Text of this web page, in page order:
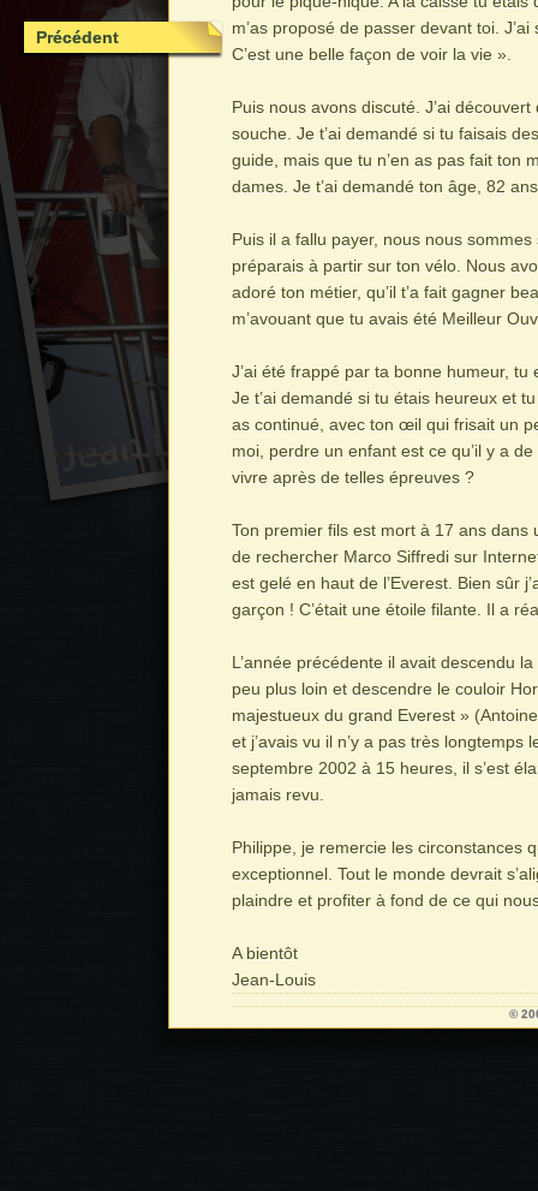
m’as proposé de passer devant toi.
C’est une belle façon de voir la vie ».
Puis nous avons discuté. J’ai
souche. Je t’ai demandé si tu faisais
guide, mais que tu n’en as pas fait ton
dames. Je t’ai demandé ton âge, 82
Puis il a fallu payer, nous nous
préparais à partir sur ton vélo. Nous
adoré ton métier, qu’il t’a fait gagner
m’avouant que tu avais été Meilleur
J’ai été frappé par ta bonne humeur,
Je t’ai demandé si tu étais heureux et
as continué, avec ton œil qui frisait un
moi, perdre un enfant est ce qu’il y a
vivre après de telles épreuves ?
Ton premier fils est mort à 17 ans dans
de rechercher Marco Siffredi sur
est gelé en haut de l’Everest. Bien sûr
garçon ! C’était une étoile filante. Il a
L’année précédente il avait descendu
peu plus loin et descendre le couloir
majestueux du grand Everest »
et j’avais vu il n’y a pas très
septembre 2002 à 15 heures, il s’est
jamais revu.
Philippe, je remercie les circonstances
exceptionnel. Tout le monde devrait
plaindre et profiter à fond de ce qui
A bientôt
Jean-Louis
©
Précédent